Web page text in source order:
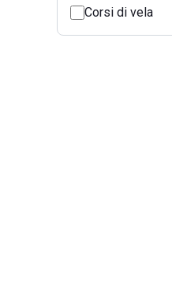
Corsi di vela